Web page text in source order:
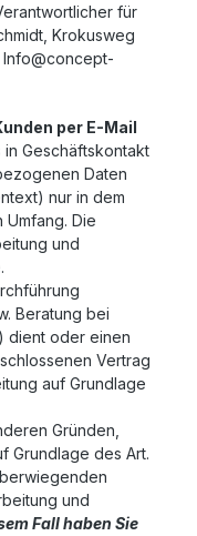
für
Krokusweg
Info@concept-
per E-Mail
in Geschäftskontakt
Daten
nur in dem
Die
und
Beratung bei
dient oder einen
Vertrag
auf Grundlage
Gründen,
Grundlage des Art.
und
Fall haben Sie